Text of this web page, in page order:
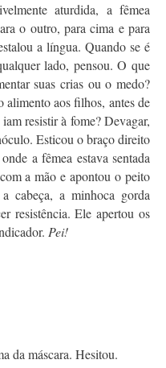
aturdida, a fêmea
o outro, para cima e para
a língua. Quando se é
lado, pensou. O que
suas crias ou o medo?
alimento aos filhos, antes de
resistir à fome? Devagar,
Esticou o braço direito
a fêmea estava sentada
a mão e apontou o peito
cabeça, a minhoca gorda
resistência. Ele apertou os
Pei!
da máscara. Hesitou.